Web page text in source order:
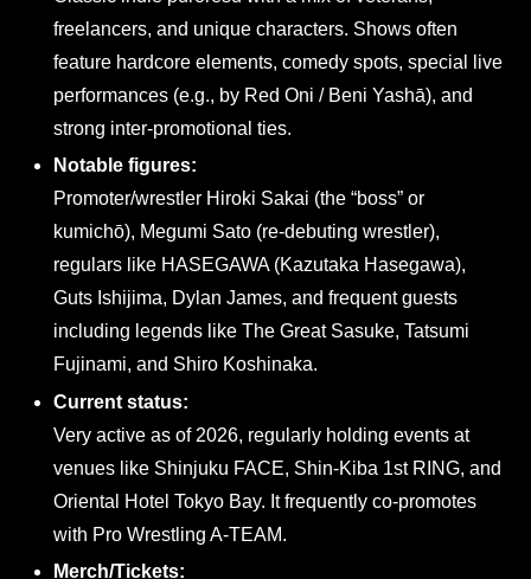
freelancers, and unique characters. Shows often
feature hardcore elements, comedy spots, special live
performances (e.g., by Red Oni / Beni Yashā), and
strong inter-promotional ties.
Notable figures:
Promoter/wrestler Hiroki Sakai (the “boss” or
kumichō), Megumi Sato (re-debuting wrestler),
regulars like HASEGAWA (Kazutaka Hasegawa),
Guts Ishijima, Dylan James, and frequent guests
including legends like The Great Sasuke, Tatsumi
Fujinami, and Shiro Koshinaka.
Current status:
Very active as of 2026, regularly holding events at
venues like Shinjuku FACE, Shin-Kiba 1st RING, and
Oriental Hotel Tokyo Bay. It frequently co-promotes
with Pro Wrestling A-TEAM.
Merch/Tickets: